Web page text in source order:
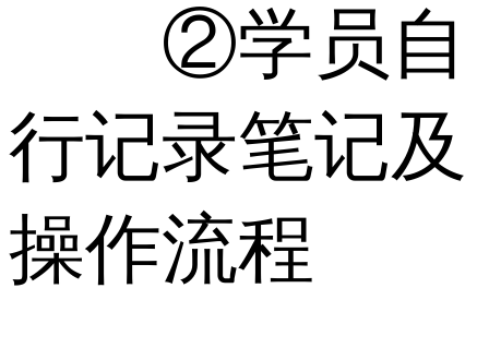
②学员自
行记录笔记及
操作流程